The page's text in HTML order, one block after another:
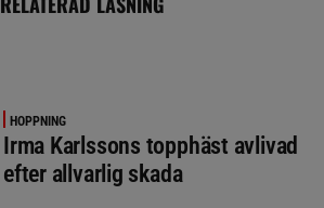
HOPPNING
Irma Karlssons topphäst avlivad
efter allvarlig skada